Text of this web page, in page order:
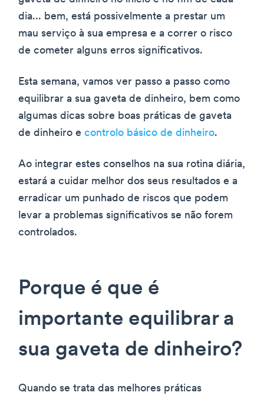
dia... bem, está possivelmente a prestar um
mau serviço à sua empresa e a correr o risco
de cometer alguns erros significativos.
Esta semana, vamos ver passo a passo como
equilibrar a sua gaveta de dinheiro, bem como
algumas dicas sobre boas práticas de gaveta
de dinheiro e controlo básico de dinheiro.
Ao integrar estes conselhos na sua rotina diária,
estará a cuidar melhor dos seus resultados e a
erradicar um punhado de riscos que podem
levar a problemas significativos se não forem
controlados.
Porque é que é
importante equilibrar a
sua gaveta de dinheiro?
Quando se trata das melhores práticas